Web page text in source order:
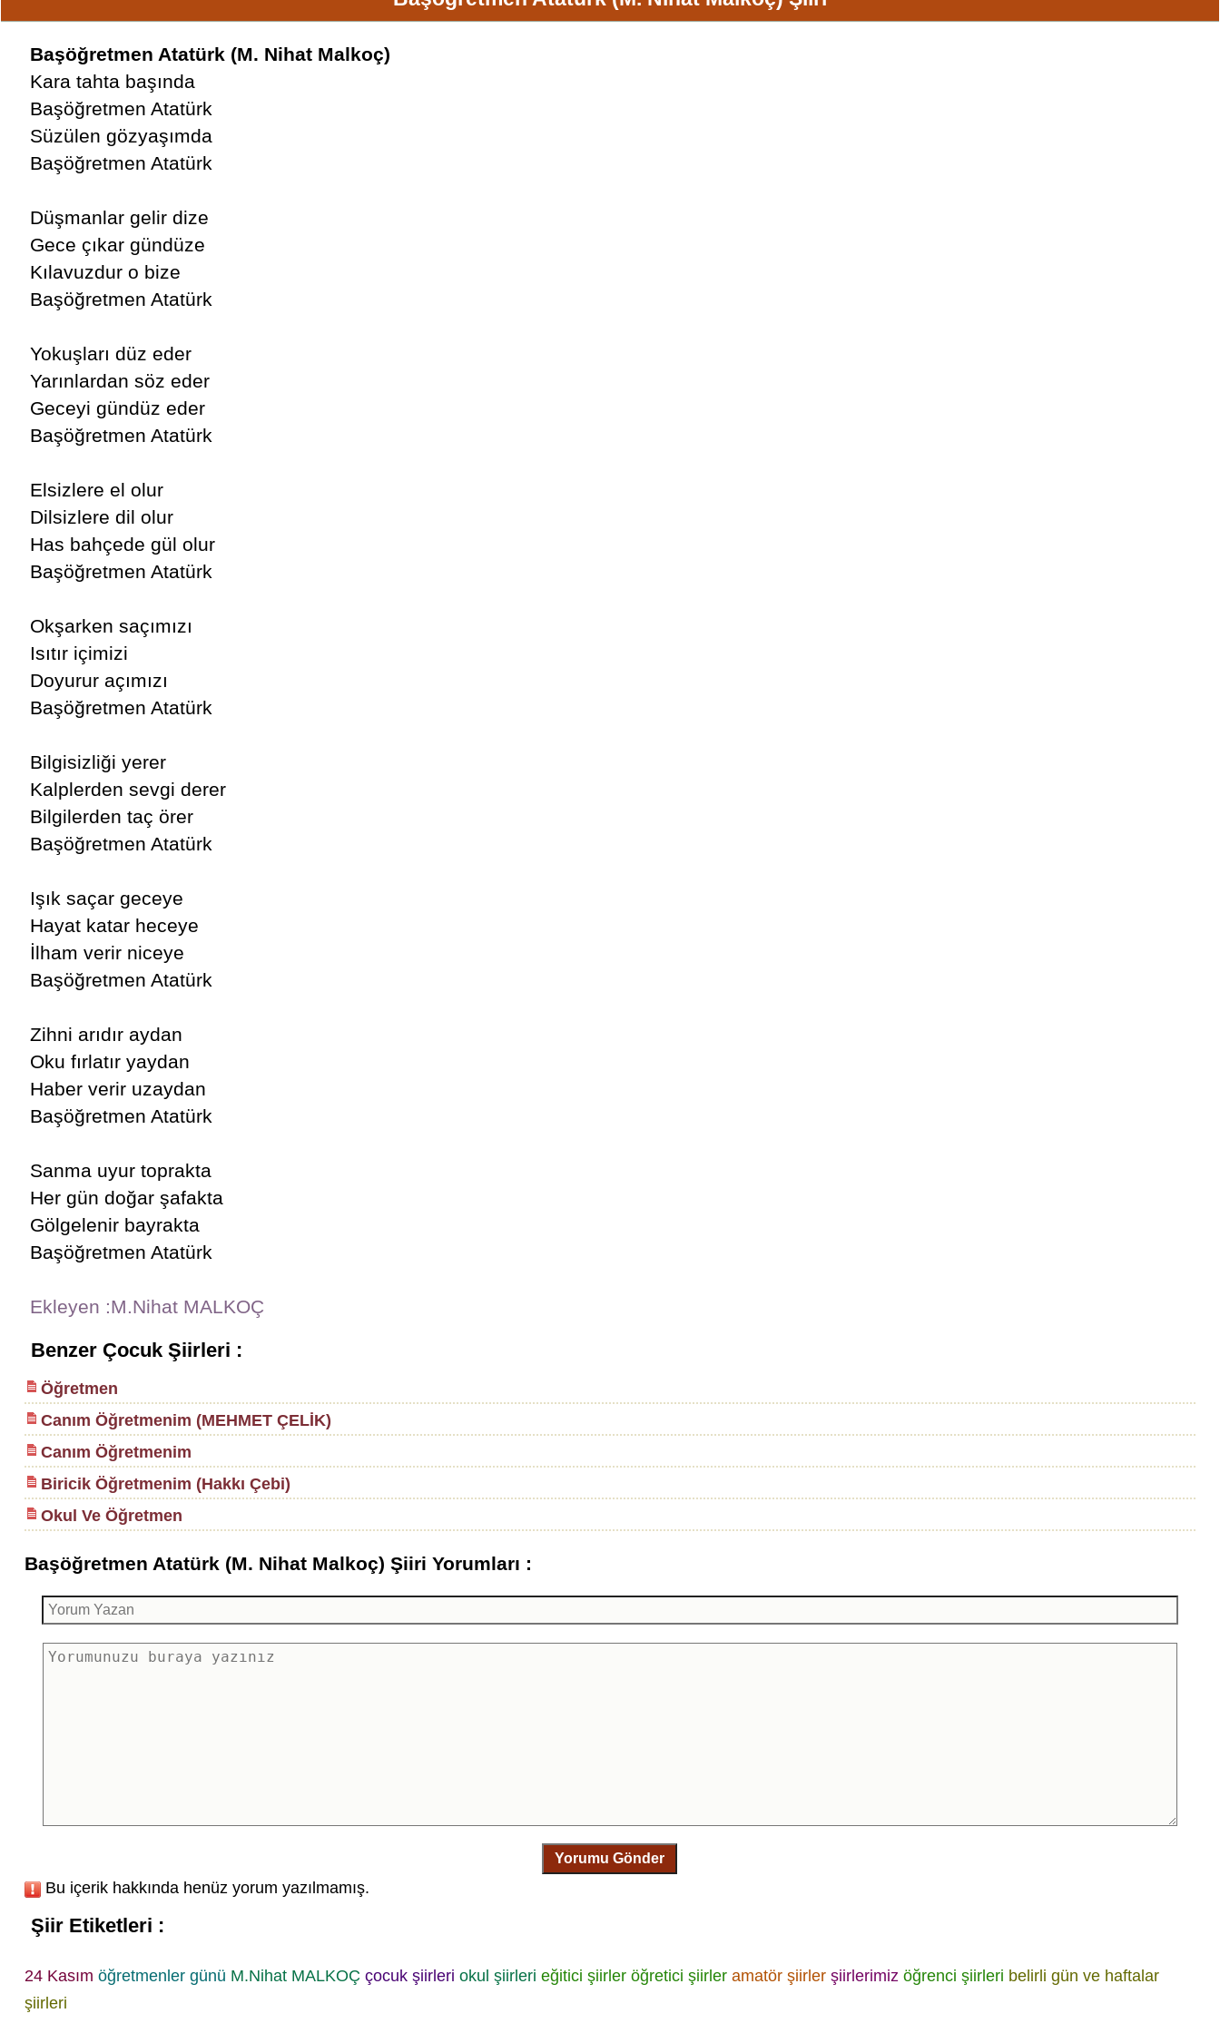
Başöğretmen Atatürk (M. Nihat Malkoç)
Kara tahta başında
Başöğretmen Atatürk
Süzülen gözyaşımda
Başöğretmen Atatürk
Düşmanlar gelir dize
Gece çıkar gündüze
Kılavuzdur o bize
Başöğretmen Atatürk
Yokuşları düz eder
Yarınlardan söz eder
Geceyi gündüz eder
Başöğretmen Atatürk
Elsizlere el olur
Dilsizlere dil olur
Has bahçede gül olur
Başöğretmen Atatürk
Okşarken saçımızı
Isıtır içimizi
Doyurur açımızı
Başöğretmen Atatürk
Bilgisizliği yerer
Kalplerden sevgi derer
Bilgilerden taç örer
Başöğretmen Atatürk
Işık saçar geceye
Hayat katar heceye
İlham verir niceye
Başöğretmen Atatürk
Zihni arıdır aydan
Oku fırlatır yaydan
Haber verir uzaydan
Başöğretmen Atatürk
Sanma uyur toprakta
Her gün doğar şafakta
Gölgelenir bayrakta
Başöğretmen Atatürk
Ekleyen :M.Nihat MALKOÇ
Benzer Çocuk Şiirleri :
Öğretmen
Canım Öğretmenim (MEHMET ÇELİK)
Canım Öğretmenim
Biricik Öğretmenim (Hakkı Çebi)
Okul Ve Öğretmen
Başöğretmen Atatürk (M. Nihat Malkoç) Şiiri Yorumları :
Yorumu Gönder
Bu içerik hakkında henüz yorum yazılmamış.
Şiir Etiketleri :
24 Kasım öğretmenler günü M.Nihat MALKOÇ çocuk şiirleri okul şiirleri eğitici şiirler öğretici şiirler amatör şiirler şiirlerimiz öğrenci şiirleri belirli gün ve haftalar
şiirleri